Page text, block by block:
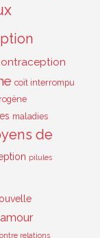
coït interrompu
maladies
de
pilules
relations